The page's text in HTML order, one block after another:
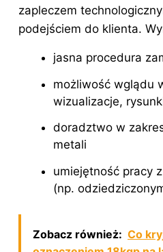
zapleczem
podejściem do klienta.
jasna procedura
możliwość wglądu
wizualizacje,
doradztwo w
metali
umiejętność pracy
(np.
Zobacz również: Co